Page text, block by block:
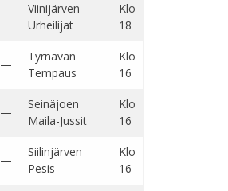
—
Viinijärven
Urheilijat
Klo
18
—
Tyrnävän
Tempaus
Klo
16
—
Seinäjoen
Maila-Jussit
Klo
16
—
Siilinjärven
Pesis
Klo
16